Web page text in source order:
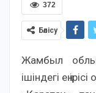
372
Бөлісу
Жамбыл
ішіндегі ең